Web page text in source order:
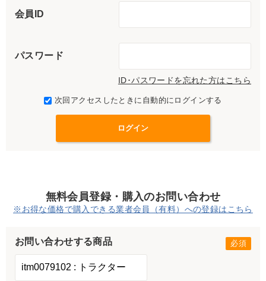
会員ID
パスワード
ID･パスワードを忘れた方はこちら
次回アクセスしたときに自動的にログインする
無料会員登録・購入のお問い合わせ
※お得な価格で購入できる業者会員（有料）への登録はこちら
お問い合わせする商品